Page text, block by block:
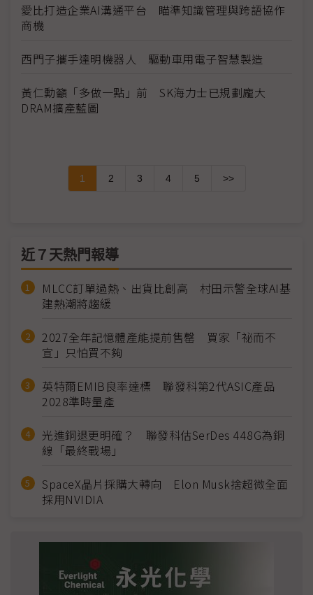
愛比打造企業AI溝通平台 瞄準知識管理與跨語協作
商機
西門子攜手達明機器人 驅動車用電子智慧製造
黃仁勳籲「多做一點」前 SK海力士已規劃龐大
DRAM擴產藍圖
1 2 3 4 5 >>
近７天熱門報導
MLCC訂單過熱、出貨比創高 村田示警全球AI基
建熱潮將趨緩
2027全年記憶體產能提前售罄 買家「祕而不
宣」只怕買不夠
英特爾EMIB良率達標 聯發科第2代ASIC產品
2028準時量產
光進銅退更明確？ 聯發科估SerDes 448G為銅
線「最終戰場」
SpaceX晶片採購大轉向 Elon Musk捨超微全面
採用NVIDIA